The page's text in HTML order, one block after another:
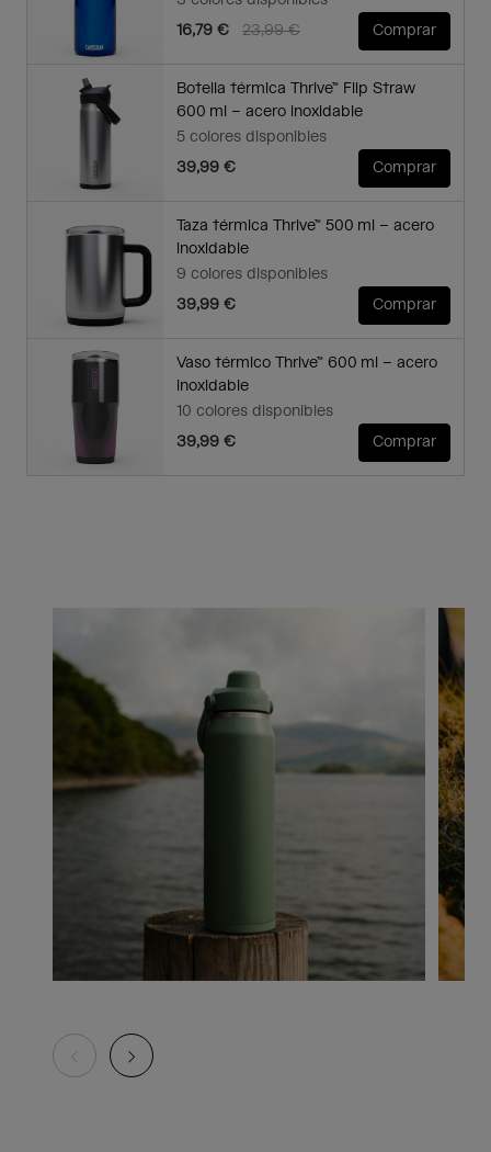
Price reduced from
23,99 €to
16,79 € Comprar
Botella térmica Thrive™ Flip Straw
600 ml – acero inoxidable
5 colores disponibles
39,99 €
Comprar
Taza térmica Thrive™ 500 ml – acero
inoxidable
9 colores disponibles
39,99 €
Comprar
Vaso térmico Thrive™ 600 ml – acero
inoxidable
10 colores disponibles
39,99 €
Comprar